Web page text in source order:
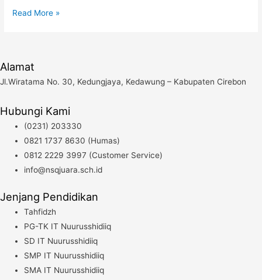
KBM
Nuurusshidiiq
Selama
Covid-
19,
Siswa
yang
Ada
Zona
Merah
Tidak
Diizinkan
Belajar
Secara
Read More »
Alamat
Jl.Wiratama No. 30, Kedungjaya, Kedawung – Kabupaten Cirebon
Hubungi Kami
(0231) 203330
0821 1737 8630 (Humas)
0812 2229 3997 (Customer Service)
info@nsqjuara.sch.id
Jenjang Pendidikan
Tahfidzh
PG-TK IT Nuurusshidiiq
SD IT Nuurusshidiiq
SMP IT Nuurusshidiiq
SMA IT Nuurusshidiiq